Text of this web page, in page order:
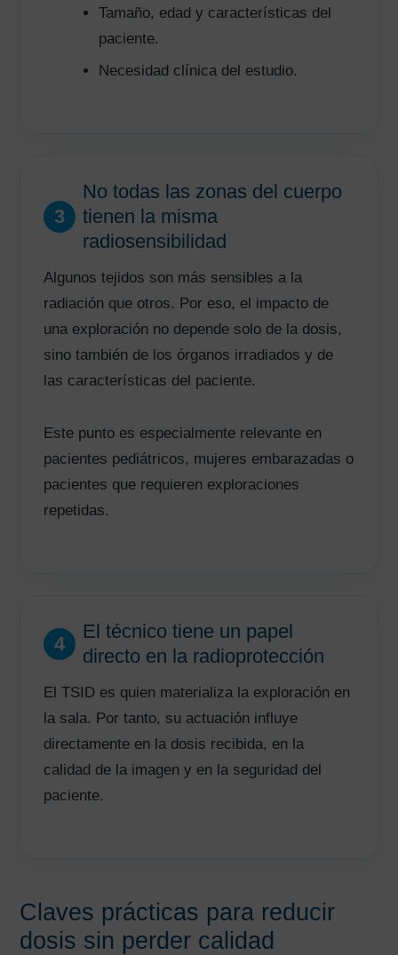
Tamaño, edad y características del
paciente.
Necesidad clínica del estudio.
3
No todas las zonas del cuerpo
tienen la misma
radiosensibilidad
Algunos tejidos son más sensibles a la
radiación que otros. Por eso, el impacto de
una exploración no depende solo de la dosis,
sino también de los órganos irradiados y de
las características del paciente.
Este punto es especialmente relevante en
pacientes pediátricos, mujeres embarazadas o
pacientes que requieren exploraciones
repetidas.
4
El técnico tiene un papel
directo en la radioprotección
El TSID es quien materializa la exploración en
la sala. Por tanto, su actuación influye
directamente en la dosis recibida, en la
calidad de la imagen y en la seguridad del
paciente.
Claves prácticas para reducir
dosis sin perder calidad